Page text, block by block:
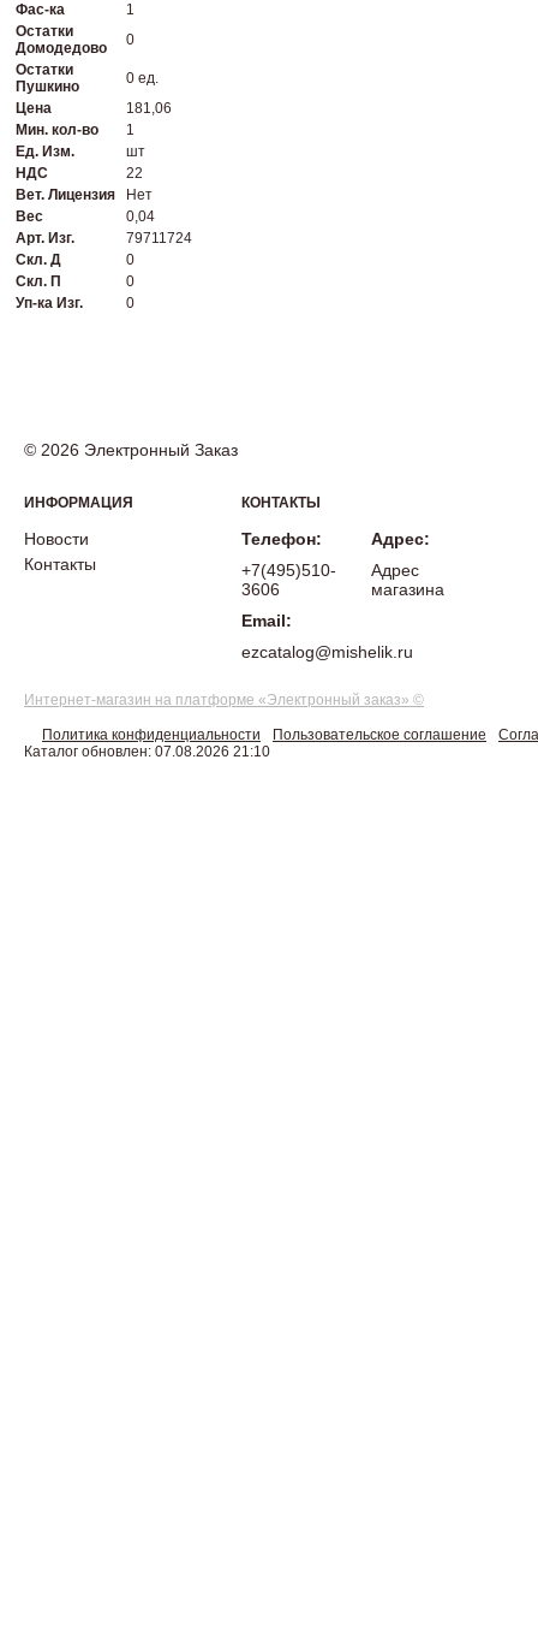
Фас-ка
1
Остатки
Домодедово
0
Остатки
Пушкино
0 ед.
Цена
181,06
Мин. кол-во
1
Ед. Изм.
шт
НДС
22
Вет. Лицензия
Нет
Вес
0,04
Арт. Изг.
79711724
Скл. Д
0
Скл. П
0
Уп-ка Изг.
0
© 2026 Электронный Заказ
ИНФОРМАЦИЯ
Новости
Контакты
КОНТАКТЫ
Телефон:
+7(495)510-
3606
Email:
ezcatalog@mishelik.ru
Адрес:
Адрес
магазина
Интернет-магазин на платформе «Электронный заказ» ©
Политика конфиденциальности Пользовательское соглашение
Каталог обновлен: 07.08.2026 21:10